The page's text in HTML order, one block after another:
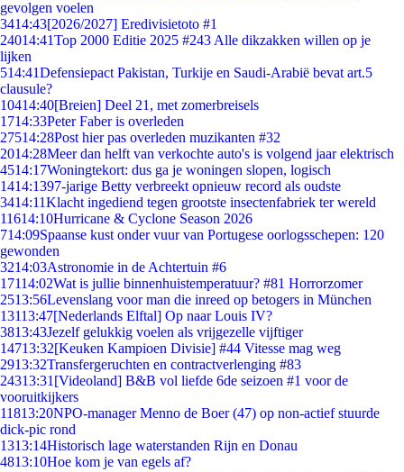
gevolgen voelen
3414:43[2026/2027] Eredivisietoto #1
24014:41Top 2000 Editie 2025 #243 Alle dikzakken willen op je
lijken
514:41Defensiepact Pakistan, Turkije en Saudi-Arabië bevat art.5
clausule?
10414:40[Breien] Deel 21, met zomerbreisels
1714:33Peter Faber is overleden
27514:28Post hier pas overleden muzikanten #32
2014:28Meer dan helft van verkochte auto's is volgend jaar elektrisch
4514:17Woningtekort: dus ga je woningen slopen, logisch
1414:1397-jarige Betty verbreekt opnieuw record als oudste
3414:11Klacht ingediend tegen grootste insectenfabriek ter wereld
11614:10Hurricane & Cyclone Season 2026
714:09Spaanse kust onder vuur van Portugese oorlogsschepen: 120
gewonden
3214:03Astronomie in de Achtertuin #6
17114:02Wat is jullie binnenhuistemperatuur? #81 Horrorzomer
2513:56Levenslang voor man die inreed op betogers in München
13113:47[Nederlands Elftal] Op naar Louis IV?
3813:43Jezelf gelukkig voelen als vrijgezelle vijftiger
14713:32[Keuken Kampioen Divisie] #44 Vitesse mag weg
2913:32Transfergeruchten en contractverlenging #83
24313:31 [Videoland] B&B vol liefde 6de seizoen #1 voor de
vooruitkijkers
11813:20NPO-manager Menno de Boer (47) op non-actief stuurde
dick-pic rond
1313:14Historisch lage waterstanden Rijn en Donau
4813:10Hoe kom je van egels af?